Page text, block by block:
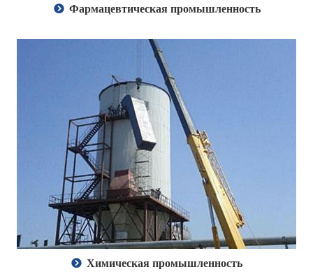
Фармацевтическая промышленность
Химическая промышленность